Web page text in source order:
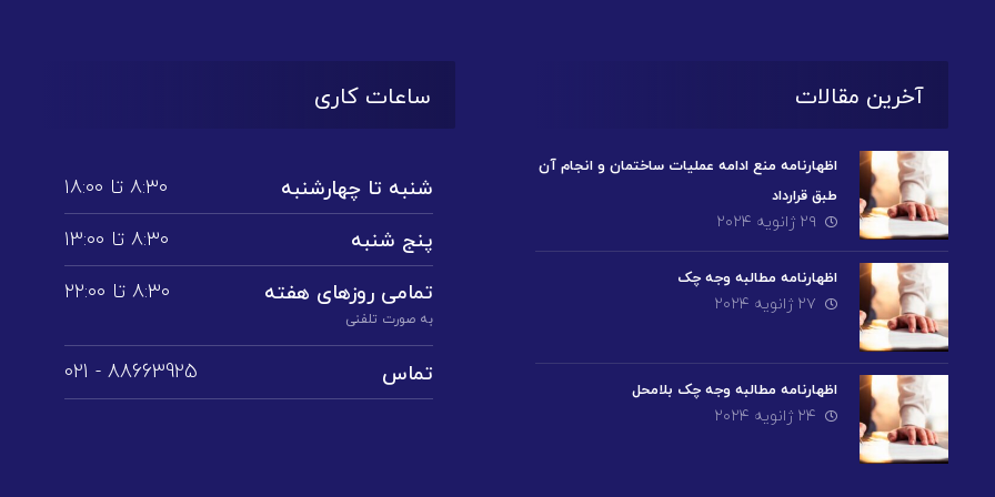
آخرین مقالات
اظهارنامه منع ادامه عملیات ساختمان و انجام آن
طبق قرارداد
۲۹ ژانویه ۲۰۲۴
اظهارنامه مطالبه وجه چک
۲۷ ژانویه ۲۰۲۴
اظهارنامه مطالبه وجه چک بلامحل
۲۴ ژانویه ۲۰۲۴
ساعات کاری
شنبه تا چهارشنبه
۸:۳۰ تا ۱۸:۰۰
پنج شنبه
۸:۳۰ تا ۱3:۰۰
تمامی روز‌های هفته
به صورت تلفنی
۸:۳۰ تا ۲۲:۰۰
تماس 88663925 - 021